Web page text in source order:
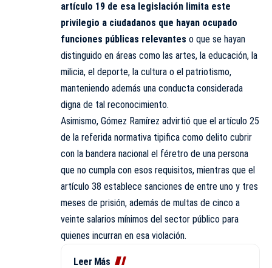
artículo 19 de esa legislación limita este
privilegio a ciudadanos que hayan ocupado
funciones públicas relevantes o que se hayan
distinguido en áreas como las artes, la educación, la
milicia, el deporte, la cultura o el patriotismo,
manteniendo además una conducta considerada
digna de tal reconocimiento.
Asimismo, Gómez Ramírez advirtió que el artículo 25
de la referida normativa tipifica como delito cubrir
con la bandera nacional el féretro de una persona
que no cumpla con esos requisitos, mientras que el
artículo 38 establece sanciones de entre uno y tres
meses de prisión, además de multas de cinco a
veinte salarios mínimos del sector público para
quienes incurran en esa violación.
Leer Más